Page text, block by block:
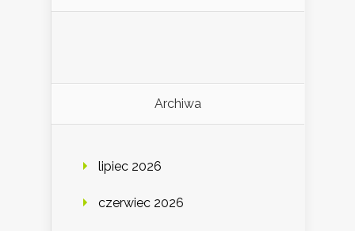
Archiwa
lipiec 2026
czerwiec 2026